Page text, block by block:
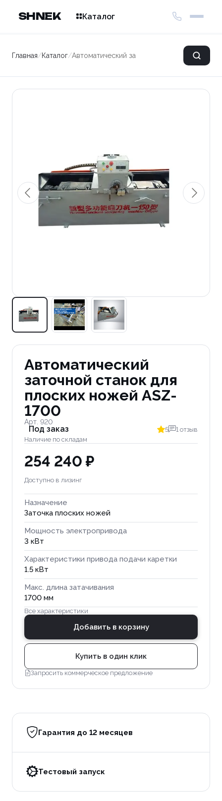
SHNEK Каталог
Главная/Каталог/Автоматический заточной станок для
Автоматический
заточной станок для
плоских ножей ASZ-
1700
Арт. 920
Под заказ
Наличие по складам
5 1 отзыв
254 240 ₽
Доступно в лизинг
Назначение
Заточка плоских ножей
Мощность электропривода
3 кВт
Характеристики привода подачи каретки
1.5 кВт
Макс. длина затачивания
1700 мм
Все характеристики
Добавить в корзину
Купить в один клик
Запросить коммерческое предложение
Гарантия до 12 месяцев
Тестовый запуск